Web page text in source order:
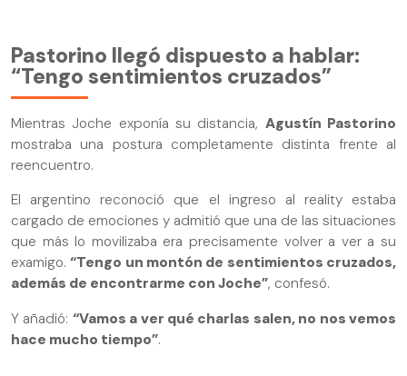
Pastorino llegó dispuesto a hablar:
“Tengo sentimientos cruzados”
Mientras Joche exponía su distancia, Agustín Pastorino
mostraba una postura completamente distinta frente al
reencuentro.
El argentino reconoció que el ingreso al reality estaba
cargado de emociones y admitió que una de las situaciones
que más lo movilizaba era precisamente volver a ver a su
examigo.“Tengo un montón de sentimientos cruzados,
además de encontrarme con Joche”, confesó.
Y añadió: “Vamos a ver qué charlas salen, no nos vemos
hace mucho tiempo”.